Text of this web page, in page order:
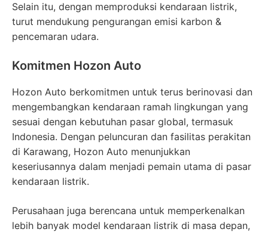
Selain itu, dengan memproduksi kendaraan listrik,
turut mendukung pengurangan emisi karbon &
pencemaran udara.
Komitmen Hozon Auto
Hozon Auto berkomitmen untuk terus berinovasi dan
mengembangkan kendaraan ramah lingkungan yang
sesuai dengan kebutuhan pasar global, termasuk
Indonesia. Dengan peluncuran dan fasilitas perakitan
di Karawang, Hozon Auto menunjukkan
keseriusannya dalam menjadi pemain utama di pasar
kendaraan listrik.
Perusahaan juga berencana untuk memperkenalkan
lebih banyak model kendaraan listrik di masa depan,